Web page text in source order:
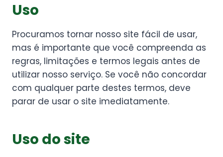
Uso
Procuramos tornar nosso site fácil de usar,
mas é importante que você compreenda as
regras, limitações e termos legais antes de
utilizar nosso serviço. Se você não concordar
com qualquer parte destes termos, deve
parar de usar o site imediatamente.
Uso do site